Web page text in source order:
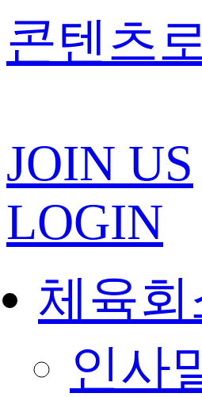
콘텐츠
JOIN US
LOGIN
체육회
인사